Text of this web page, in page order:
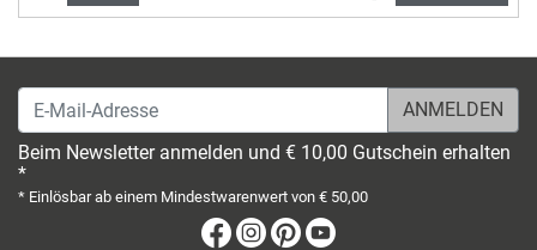
E-Mail-Adresse
Beim Newsletter anmelden und € 10,00 Gutschein erhalten
*
* Einlösbar ab einem Mindestwarenwert von € 50,00
Facebook
Instagram
Pinterest